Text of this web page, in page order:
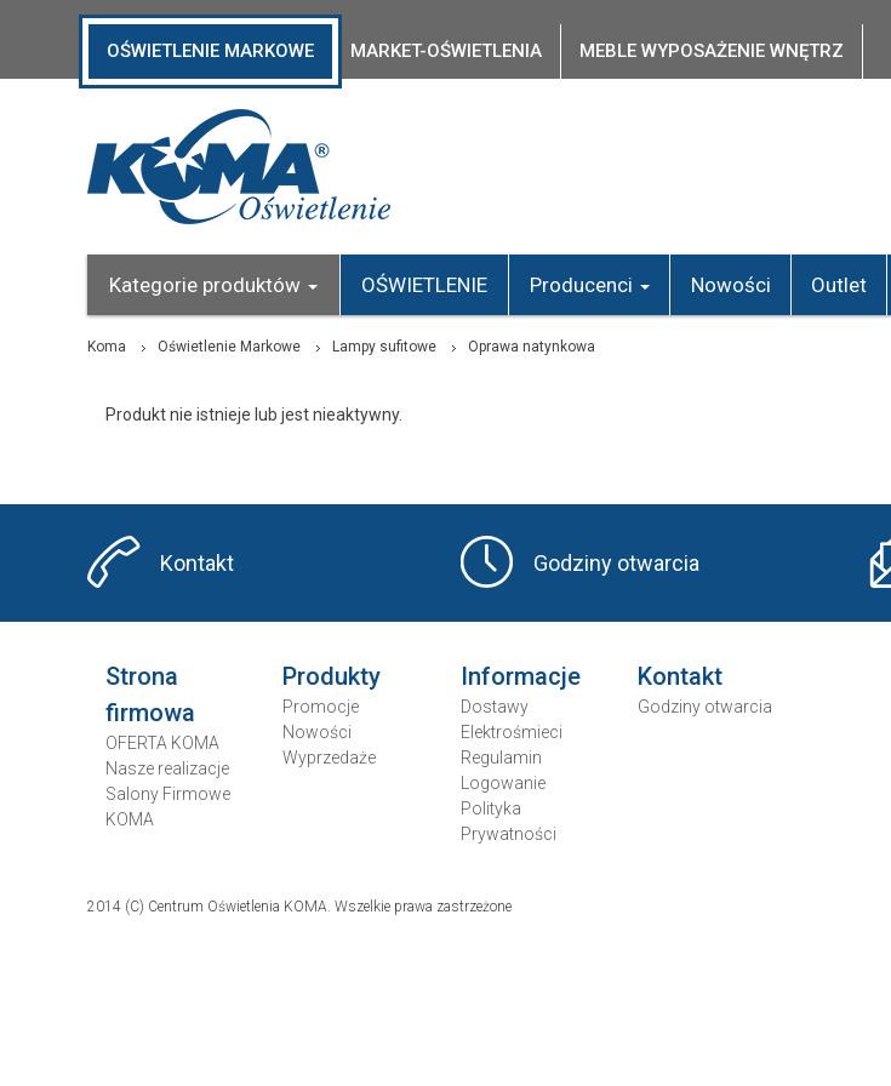
OŚWIETLENIE MARKOWE MARKET-OŚWIETLENIA MEBLE WYPOSAŻENIE WNĘTRZ
Kategorie produktów OŚWIETLENIE Producenci Nowości Outlet
Koma Oświetlenie Markowe Lampy sufitowe Oprawa natynkowa
Produkt nie istnieje lub jest nieaktywny.
Kontakt Godziny otwarcia
Strona
firmowa
OFERTA KOMA
Nasze realizacje
Salony Firmowe
KOMA
Produkty
Promocje
Nowości
Wyprzedaże
Informacje
Dostawy
Elektrośmieci
Regulamin
Logowanie
Polityka
Prywatności
Kontakt
Godziny otwarcia
2014 (C) Centrum Oświetlenia KOMA. Wszelkie prawa zastrzeżone